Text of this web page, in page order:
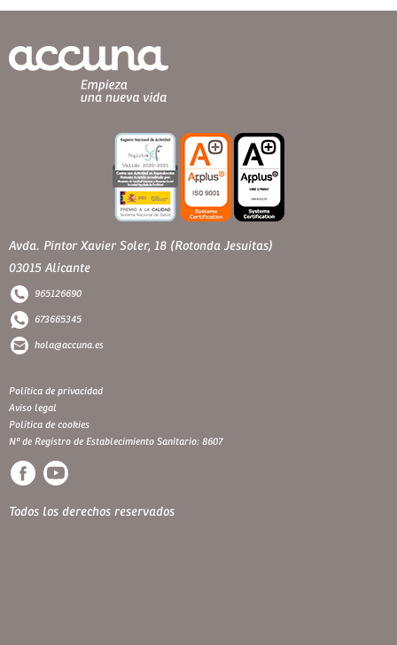
Avda. Pintor Xavier Soler, 18 (Rotonda Jesuitas)
03015 Alicante
965126690
673665345
hola@accuna.es
Política de privacidad
Aviso legal
Política de cookies
Nº de Registro de Establecimiento Sanitario: 8607
Todos los derechos reservados